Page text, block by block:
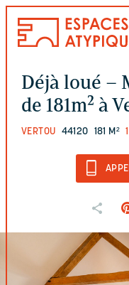
Déjà loué –
de 181m² à
VERTOU 44120 181 M²